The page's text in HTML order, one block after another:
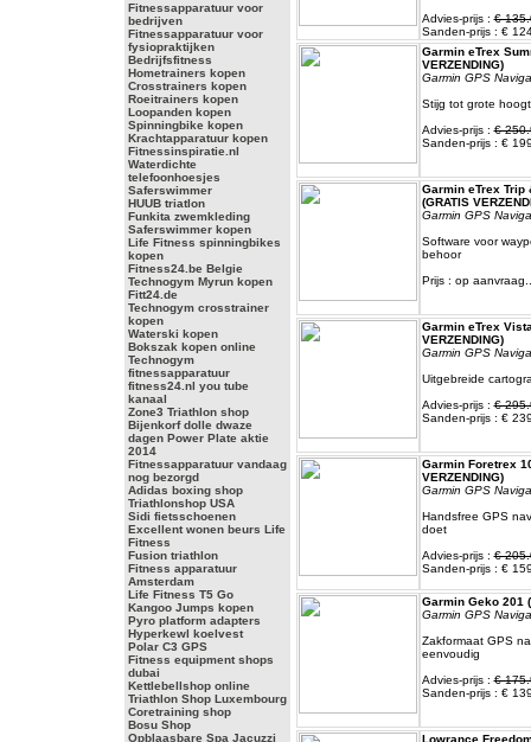
Fitnessapparatuur voor
bedrijven
Fitnessapparatuur voor
fysiopraktijken
Bedrijfsfitness
Hometrainers kopen
Crosstrainers kopen
Roeitrainers kopen
Loopanden kopen
Spinningbike kopen
Krachtapparatuur kopen
Fitnessinspiratie.nl
Waterdichte
telefoonhoesjes
Saferswimmer
HUUB triatlon
Funkita zwemkleding
Saferswimmer kopen
Life Fitness spinningbikes
kopen
Fitness24.be Belgie
Technogym Myrun kopen
Fitt24.de
Technogym crosstrainer
kopen
Waterski kopen
Bokszak kopen online
Technogym
fitnessapparatuur
fitness24.nl you tube
kanaal
Zone3 Triathlon shop
Bijenkorf dolle dwaze
dagen Power Plate aktie
2014
Fitnessapparatuur vandaag
nog bezorgd
Adidas boxing shop
Triathlonshop USA
Sidi fietsschoenen
Excellent wonen beurs Life
Fitness
Fusion triathlon
Fitness apparatuur
Amsterdam
Life Fitness T5 Go
Kangoo Jumps kopen
Pyro platform adapters
Hyperkewl koelvest
Polar C3 GPS
Fitness equipment shops
dubai
Kettlebellshop online
Triathlon Shop Luxembourg
Coretraining shop
Bosu Shop
Opblaasbare Spa Jacuzzi
Advies-prijs :€
Sanden-prijs : €
Garmin eTrex
VERZENDING)
Garmin GPS
Stijg tot grote
Advies-prijs :€
Sanden-prijs : €
Garmin eTrex Trip
(GRATIS
Garmin GPS
Software voor
behoor
Prijs : op
Garmin eTrex
VERZENDING)
Garmin GPS
Uitgebreide
Advies-prijs :€
Sanden-prijs : €
Garmin Foretrex
VERZENDING)
Garmin GPS
Handsfree GPS
doet
Advies-prijs :€
Sanden-prijs : €
Garmin Geko 201
Garmin GPS
Zakformaat GPS
eenvoudig
Advies-prijs :€
Sanden-prijs : €
Lowrance